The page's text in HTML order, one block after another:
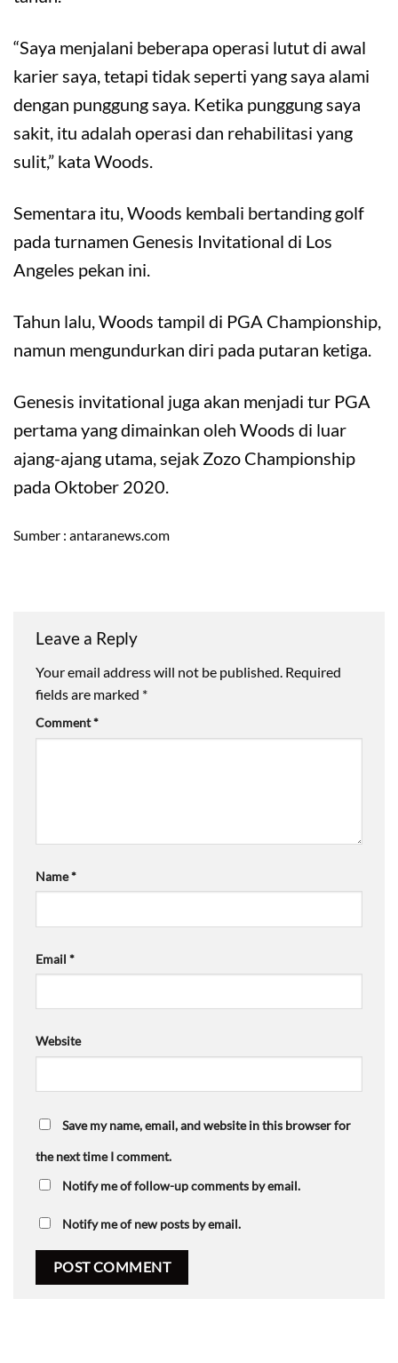
“Saya menjalani beberapa operasi lutut di awal
karier saya, tetapi tidak seperti yang saya alami
dengan punggung saya. Ketika punggung saya
sakit, itu adalah operasi dan rehabilitasi yang
sulit,” kata Woods.
Sementara itu, Woods kembali bertanding golf
pada turnamen Genesis Invitational di Los
Angeles pekan ini.
Tahun lalu, Woods tampil di PGA Championship,
namun mengundurkan diri pada putaran ketiga.
Genesis invitational juga akan menjadi tur PGA
pertama yang dimainkan oleh Woods di luar
ajang-ajang utama, sejak Zozo Championship
pada Oktober 2020.
Sumber : antaranews.com
Leave a Reply
Your email address will not be published. Required
fields are marked *
Comment*
Name*
Email *
Website
Save my name, email, and website in this browser for
the next time I comment.
Notify me of follow-up comments by email.
Notify me of new posts by email.